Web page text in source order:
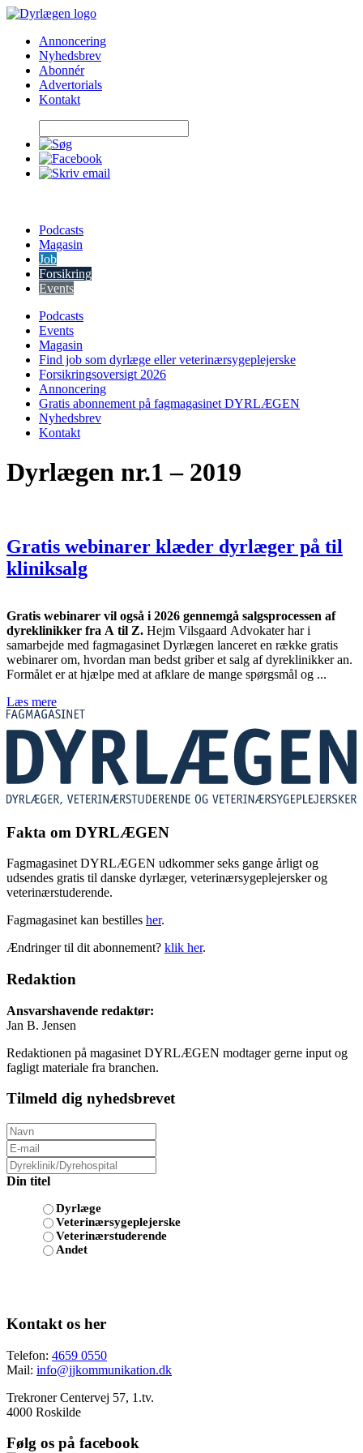
Skip
contentAnnoncering
Nyhedsbrev
Abonnér
Advertorials
Kontakt
Podcasts
Magasin
Job
Forsikring
Events
Podcasts
Events
Magasin
Find job som dyrlæge eller veterinærsygeplejerske
Forsikringsoversigt 2026
Annoncering
Gratis abonnement på fagmagasinet DYRLÆGEN
Nyhedsbrev
Kontakt
Dyrlægen nr.1 – 2019
Gratis webinarer klæder dyrlæger på til
kliniksalg
Gratis webinarer vil også i 2026 gennemgå salgsprocessen af
dyreklinikker fra A til Z.
samarbejde med fagmagasinet Dyrlægen lanceret en række gratis
webinarer om, hvordan man bedst griber et salg af dyreklinikker an.
Formålet er at hjælpe med at afklare de mange spørgsmål og ...
Læs mere
Fakta om DYRLÆGEN
Fagmagasinet DYRLÆGEN udkommer seks gange årligt og
udsendes gratis til danske dyrlæger, veterinærsygeplejersker og
veterinærstuderende.
Fagmagasinet kan bestilles her.
Ændringer til dit abonnement? klik her.
Redaktion
Ansvarshavende redaktør:
Jan B. Jensen
Redaktionen på magasinet DYRLÆGEN modtager gerne input og
fagligt materiale fra branchen.
Tilmeld dig nyhedsbrevet
Din titel
Dyrlæge
Veterinærsygeplejerske
Veterinærstuderende
Andet
Kontakt os her
Telefon: 4659 0550
Mail: info@jjkommunikation.dk
Trekroner Centervej 57, 1.tv.
4000 Roskilde
Følg os på facebook